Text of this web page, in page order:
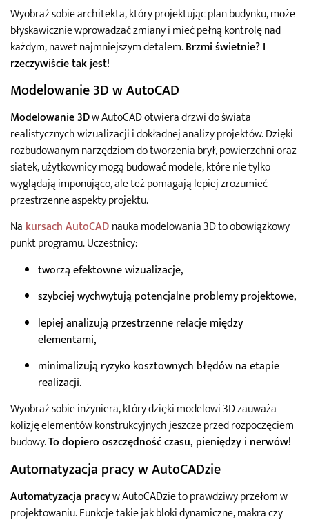
Wyobraź sobie architekta, który projektując plan budynku, może
błyskawicznie wprowadzać zmiany i mieć pełną kontrolę nad
każdym, nawet najmniejszym detalem.Brzmi świetnie? I
rzeczywiście tak jest!
Modelowanie 3D w AutoCAD
Modelowanie 3Dw AutoCAD otwiera drzwi do świata
realistycznych wizualizacji i dokładnej analizy projektów. Dzięki
rozbudowanym narzędziom do tworzenia brył, powierzchni oraz
siatek, użytkownicy mogą budować modele, które nie tylko
wyglądają imponująco, ale też pomagają lepiej zrozumieć
przestrzenne aspekty projektu.
Na kursach AutoCADnauka modelowania 3D to obowiązkowy
punkt programu. Uczestnicy:
tworzą efektowne wizualizacje,
szybciej wychwytują potencjalne problemy projektowe,
lepiej analizują przestrzenne relacje między
elementami,
minimalizują ryzyko kosztownych błędów na etapie
realizacji.
Wyobraź sobie inżyniera, który dzięki modelowi 3D zauważa
kolizję elementów konstrukcyjnych jeszcze przed rozpoczęciem
budowy.To dopiero oszczędność czasu, pieniędzy i nerwów!
Automatyzacja pracy w AutoCADzie
Automatyzacja pracyw AutoCADzie to prawdziwy przełom w
projektowaniu. Funkcje takie jak bloki dynamiczne, makra czy